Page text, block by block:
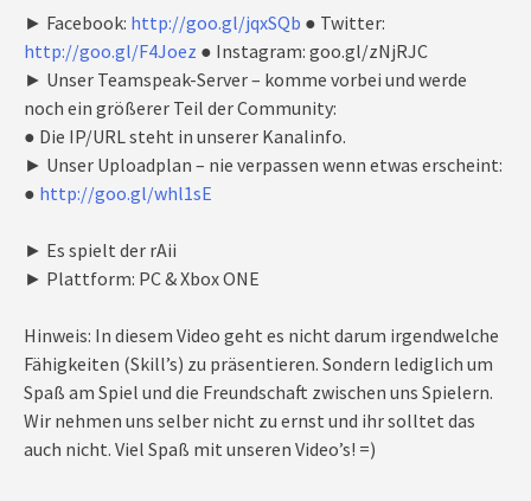
► Facebook: http://goo.gl/jqxSQb ● Twitter:
http://goo.gl/F4Joez ● Instagram: goo.gl/zNjRJC
► Unser Teamspeak-Server – komme vorbei und werde
noch ein größerer Teil der Community:
● Die IP/URL steht in unserer Kanalinfo.
► Unser Uploadplan – nie verpassen wenn etwas erscheint:
● http://goo.gl/whl1sE
► Es spielt der rAii
► Plattform: PC & Xbox ONE
Hinweis: In diesem Video geht es nicht darum irgendwelche
Fähigkeiten (Skill’s) zu präsentieren. Sondern lediglich um
Spaß am Spiel und die Freundschaft zwischen uns Spielern.
Wir nehmen uns selber nicht zu ernst und ihr solltet das
auch nicht. Viel Spaß mit unseren Video’s! =)